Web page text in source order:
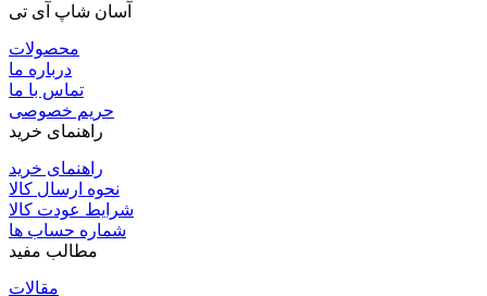
آسان شاپ آی تی
محصولات
درباره ما
تماس با ما
حریم خصوصی
راهنمای خرید
راهنمای خرید
نحوه ارسال کالا
شرایط عودت کالا
شماره حساب ها
مطالب مفید
مقالات